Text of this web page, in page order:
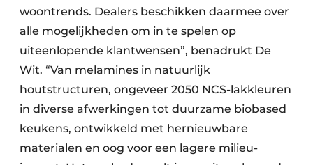
woontrends. Dealers beschikken daarmee over
alle mogelijkheden om in te spelen op
uiteenlopende klantwensen”, benadrukt De
Wit. “Van melamines in natuurlijk
houtstructuren, ongeveer 2050 NCS-lakkleuren
in diverse afwerkingen tot duurzame biobased
keukens, ontwikkeld met hernieuwbare
materialen en oog voor een lagere milieu-